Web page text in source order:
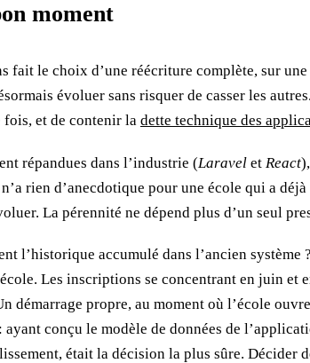
moment
le choix d’une réécriture complète, sur
évoluer sans risquer de casser les
fois, et de contenir la dette technique des
répandues dans l’industrie (Laravel et React
rien d’anecdotique pour une école qui a
La pérennité ne dépend plus d’un seul
l’historique accumulé dans l’ancien
Les inscriptions se concentrant en juin
démarrage propre, au moment où l’école
conçu le modèle de données de
était la décision la plus sûre. Décider